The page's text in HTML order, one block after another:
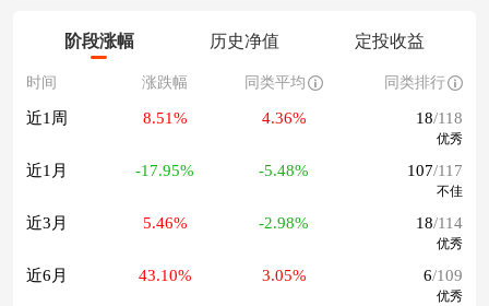
阶段涨幅 历史净值 定投收益
时间 涨跌幅 同类平均 同类排行
近1周 8.51% 4.36% 18/118
优秀
近1月 -17.95% -5.48% 107/117
不佳
近3月 5.46% -2.98% 18/114
优秀
近6月 43.10% 3.05% 6/109
优秀